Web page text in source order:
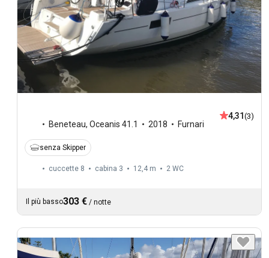
Beneteau, Oceanis 41.1 2018 Furnari
4,31 (3)
senza Skipper
cuccette 8 cabina 3 12,4 m 2 WC
Il più basso303 € / notte